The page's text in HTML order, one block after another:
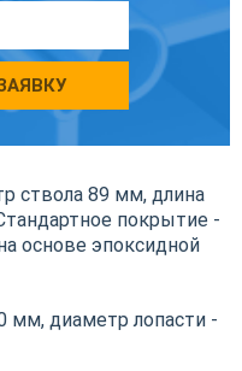
ствола 89 мм, длина
покрытие -
основе эпоксидной
мм, диаметр лопасти -